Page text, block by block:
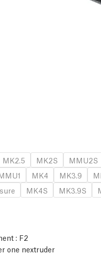
MK2.5 MK2S MMU2S
MK4 MK3.9
MK4S MK3.9S
: F2
one nextruder